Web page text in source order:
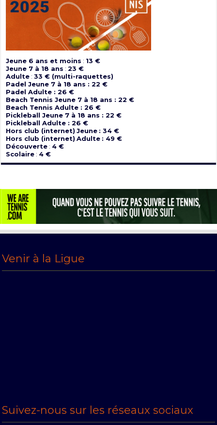
Jeune 6 ans et moins : 13 €
Jeune 7 à 18 ans :23 €
Adulte :33 € (multi-raquettes)
Padel Jeune 7 à 18 ans : 22 €
Padel Adulte : 26 €
Beach Tennis Jeune 7 à 18 ans : 22 €
Beach Tennis Adulte : 26 €
Pickleball Jeune 7 à 18 ans : 22 €
Pickleball Adulte : 26 €
Hors club (internet) Jeune : 34 €
Hors club (internet) Adulte : 49 €
Découverte : 4 €
Scolaire : 4 €
Venir à la Ligue
Suivez-nous sur les réseaux sociaux